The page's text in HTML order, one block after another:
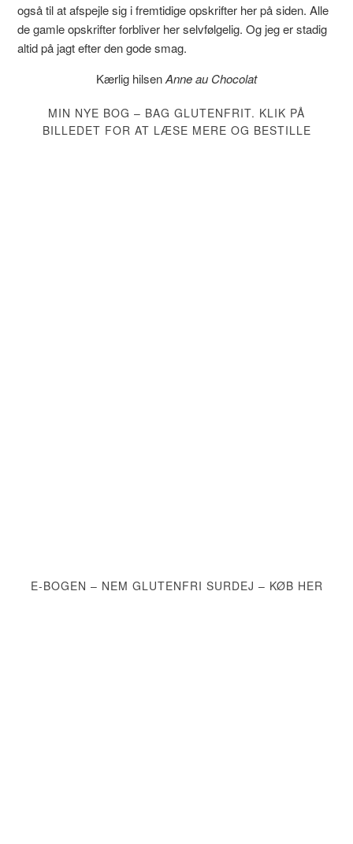
også til at afspejle sig i fremtidige opskrifter her på siden. Alle
de gamle opskrifter forbliver her selvfølgelig. Og jeg er stadig
altid på jagt efter den gode smag.
Kærlig hilsenAnne au Chocolat
MIN NYE BOG – BAG GLUTENFRIT. KLIK PÅ
BILLEDET FOR AT LÆSE MERE OG BESTILLE
E-BOGEN – NEM GLUTENFRI SURDEJ – KØB HER